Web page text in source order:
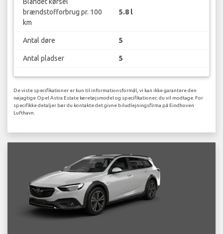
brændstofforbrug pr. 100
km
5.8 l
Antal døre 5
Antal pladser 5
De viste specifikationer er kun til informationsformål, vi kan ikke garantere den
nøjagtige Opel Astra Estate køretøjsmodel og specifikationer, du vil modtage. For
specifikke detaljer bør du kontakte det givne biludlejningsfirma på Eindhoven
Lufthavn.